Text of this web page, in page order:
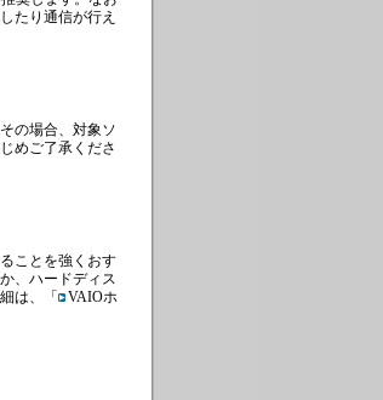
たり通信が行え
の場合、対象ソ
めご了承くださ
ことを強くおす
、ハードディス
は、「
VAIOホ